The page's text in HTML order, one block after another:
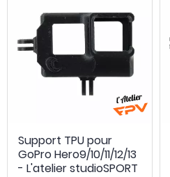
Support TPU pour
GoPro Hero9/10/11/12/13
- L'atelier studioSPORT